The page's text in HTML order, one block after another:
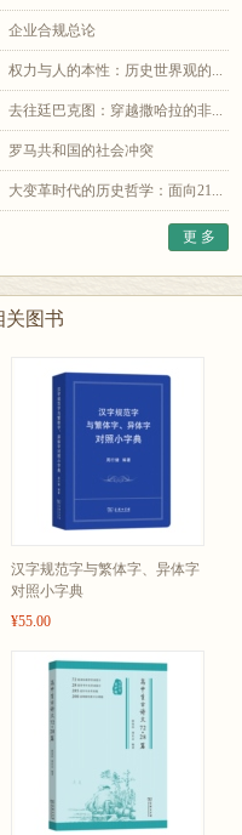
企业合规总论
权力与人的本性：历史世界观的...
去往廷巴克图：穿越撒哈拉的非...
罗马共和国的社会冲突
大变革时代的历史哲学：面向21...
更 多
关图书
汉字规范字与繁体字、异体字
对照小字典
¥55.00